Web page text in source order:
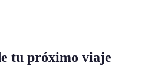
tu próximo viaje